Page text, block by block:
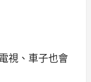
視、車子也會